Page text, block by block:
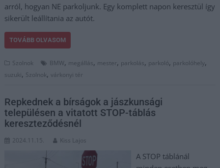
arról, hogyan NE parkoljunk. Egy komplett napon keresztül így
sikerült leállítania az autót.
TOVÁBB OLVASOM
Szolnok BMW, megállás, mester, parkolás, parkoló, parkolóhely,
suzuki, Szolnok,várkonyi tér
Repkednek a bírságok a jászkunsági
településen a vitatott STOP-táblás
kereszteződésnél
2024.11.15. Kiss Lajos
A STOP táblánál